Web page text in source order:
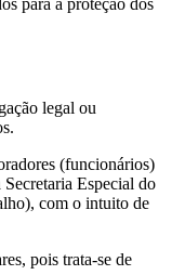
legal ou
(funcionários)
Especial do
com o intuito de
pois trata-se de